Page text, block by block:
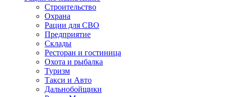
Строительство
Охрана
Рации для СВО
Предприятие
Склады
Ресторан и гостиница
Охота и рыбалка
Туризм
Такси и Авто
Дальнобойщики